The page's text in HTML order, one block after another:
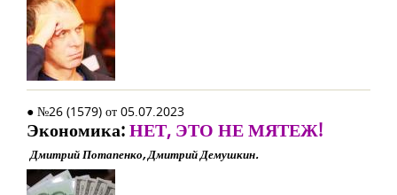
● №26 (1579) от 05.07.2023
Экономика:НЕТ, ЭТО НЕ МЯТЕЖ!
Дмитрий Потапенко, Дмитрий Демушкин.